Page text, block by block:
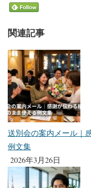
関連記事
送別会の案内メール｜
例文集
2026年3月26日